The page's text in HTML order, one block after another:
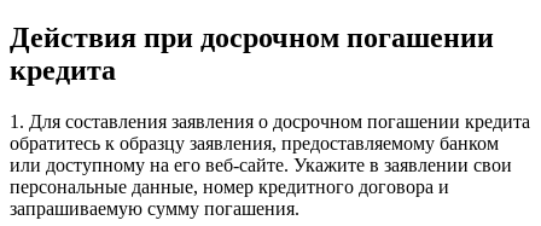
Действия при досрочном погашении
кредита
1. Для составления заявления о досрочном погашении кредита
обратитесь к образцу заявления, предоставляемому банком
или доступному на его веб-сайте. Укажите в заявлении свои
персональные данные, номер кредитного договора и
запрашиваемую сумму погашения.